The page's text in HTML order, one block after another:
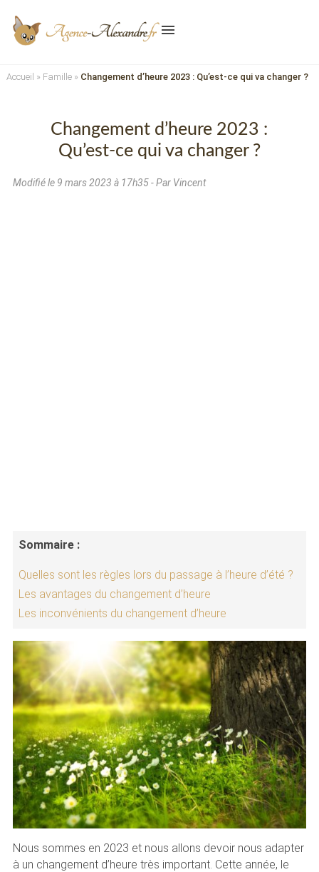
menu
Accueil » Famille» Changement d’heure 2023 : Qu’est-ce qui va changer ?
Changement d’heure 2023 :
Qu’est-ce qui va changer ?
Modifié le 9 mars 2023 à 17h35- Par Vincent
Sommaire :
Quelles sont les règles lors du passage à l’heure d’été ?
Les avantages du changement d’heure
Les inconvénients du changement d’heure
Nous sommes en 2023 et nous allons devoir nous adapter
à un changement d’heure très important. Cette année, le